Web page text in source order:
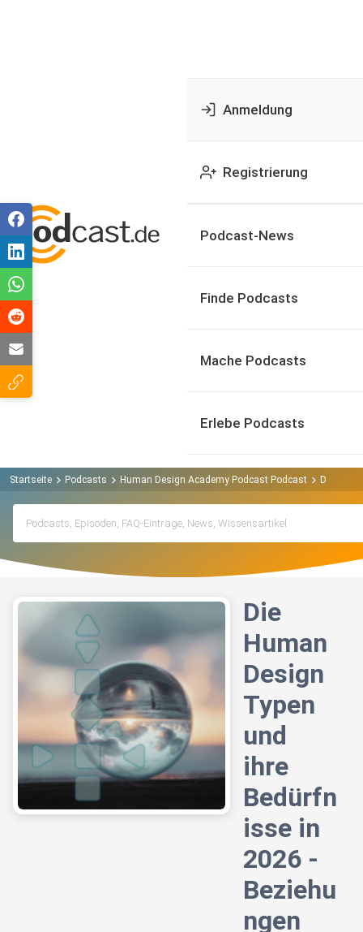
Anmeldung
Registrierung
Podcast-News
Finde Podcasts
Mache Podcasts
Erlebe Podcasts
Startseite Podcasts Human Design Academy Podcast Podcast Die
Die
Human
Design
Typen
und
ihre
Bedürfn
isse in
2026 -
Beziehu
ngen